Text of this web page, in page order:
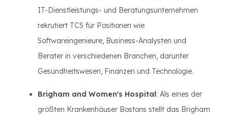
IT-Dienstleistungs- und Beratungsunternehmen
rekrutiert TCS für Positionen wie
Softwareingenieure, Business-Analysten und
Berater in verschiedenen Branchen, darunter
Gesundheitswesen, Finanzen und Technologie.
Brigham and Women's Hospital: Als eines der
größten Krankenhäuser Bostons stellt das Brigham